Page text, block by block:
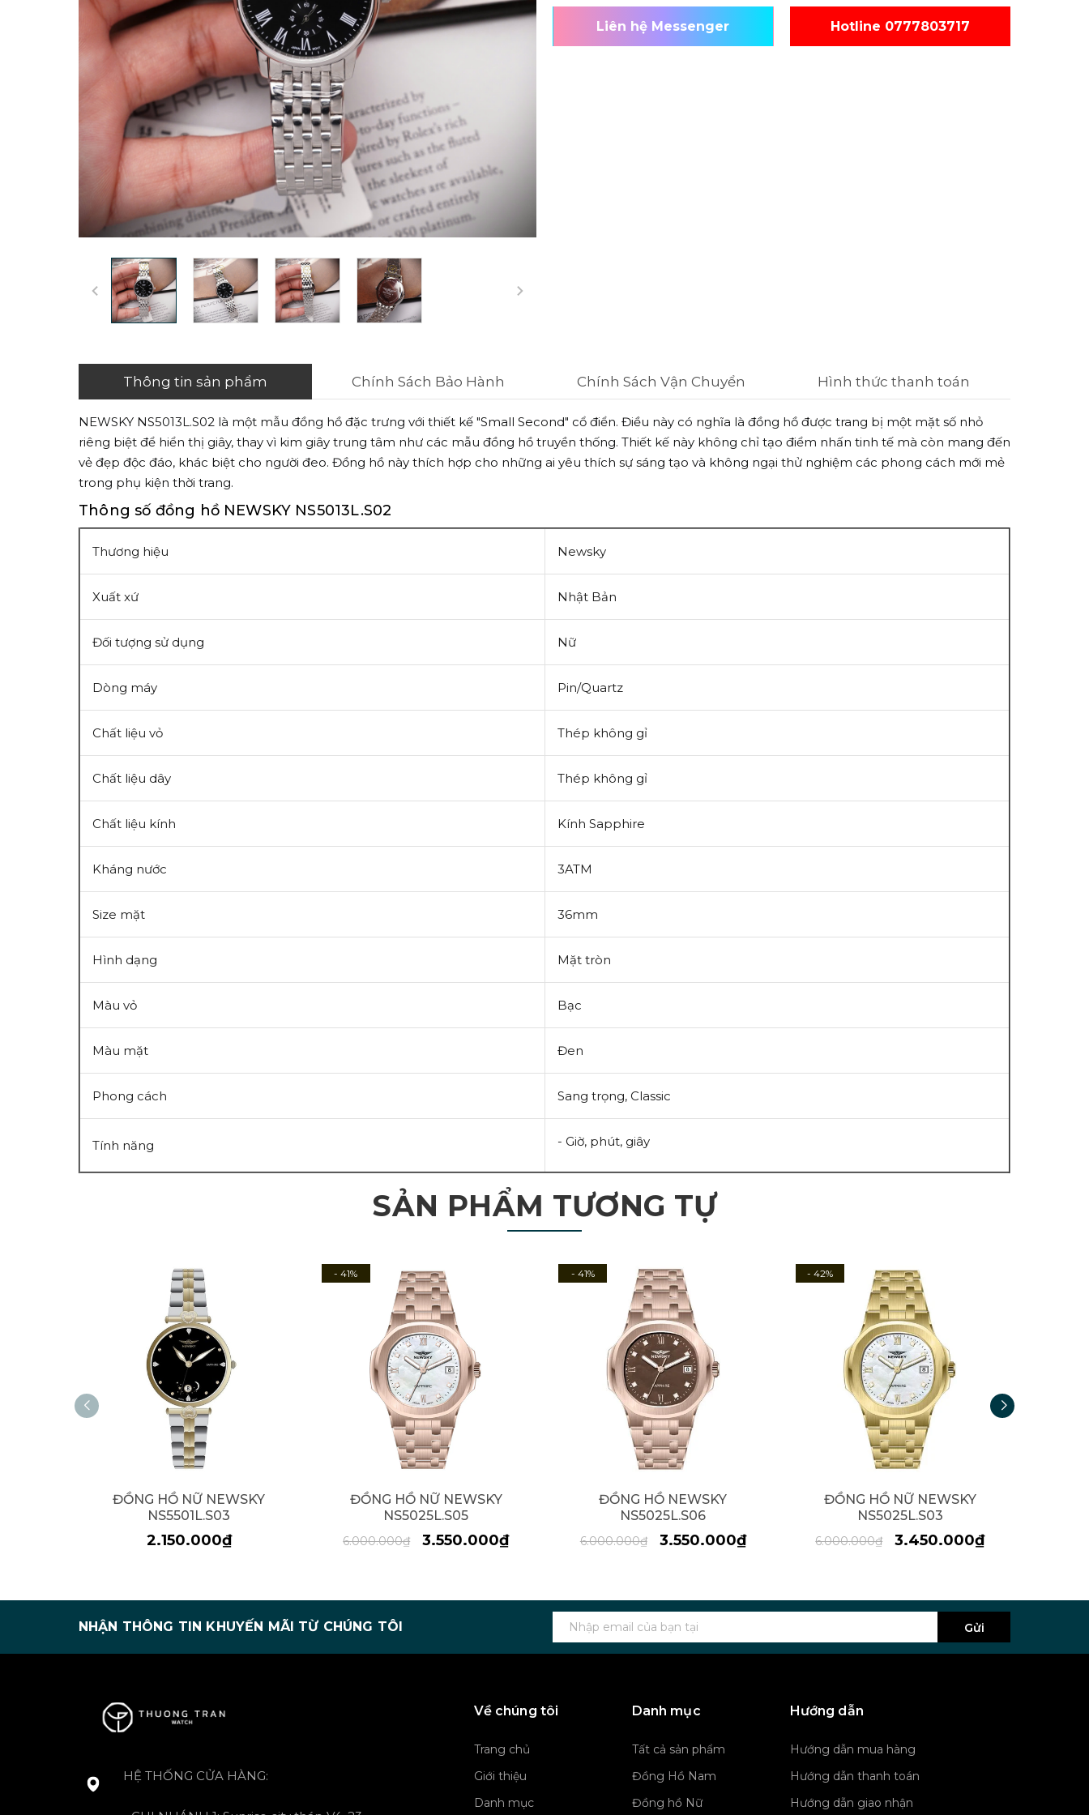
Liên hệ Messenger Hotline 0777803717
Thông tin sản phẩm Chính Sách Bảo Hành Chính Sách Vận Chuyển Hình thức thanh toán
NEWSKY NS5013L.S02 là một mẫu đồng hồ đặc trưng với thiết kế "Small Second" cổ điển. Điều này có nghĩa là đồng hồ được trang bị một mặt số nhỏ
riêng biệt để hiển thị giây, thay vì kim giây trung tâm như các mẫu đồng hồ truyền thống. Thiết kế này không chỉ tạo điểm nhấn tinh tế mà còn mang đến
vẻ đẹp độc đáo, khác biệt cho người đeo. Đồng hồ này thích hợp cho những ai yêu thích sự sáng tạo và không ngại thử nghiệm các phong cách mới mẻ
trong phụ kiện thời trang.
Thông số đồng hồ NEWSKY NS5013L.S02
Thương hiệu Newsky
Xuất xứ Nhật Bản
Đối tượng sử dụng Nữ
Dòng máy Pin/Quartz
Chất liệu vỏ Thép không gỉ
Chất liệu dây Thép không gỉ
Chất liệu kính Kính Sapphire
Kháng nước 3ATM
Size mặt 36mm
Hình dạng Mặt tròn
Màu vỏ Bạc
Màu mặt Đen
Phong cách Sang trọng, Classic
Tính năng - Giờ, phút, giây
SẢN PHẨM TƯƠNG TỰ
ĐỒNG HỒ NỮ NEWSKY
NS5501L.S03
2.150.000₫
- 41%
ĐỒNG HỒ NỮ NEWSKY
NS5025L.S05
6.000.000₫ 3.550.000₫
- 41%
ĐỒNG HỒ NEWSKY
NS5025L.S06
6.000.000₫ 3.550.000₫
- 42%
ĐỒNG HỒ NỮ NEWSKY
NS5025L.S03
6.000.000₫ 3.450.000₫
NHẬN THÔNG TIN KHUYẾN MÃI TỪ CHÚNG TÔI Gửi
HỆ THỐNG CỬA HÀNG:
Về chúng tôi
Trang chủ
Giới thiệu
Danh mục
Danh mục
Tất cả sản phẩm
Đồng Hồ Nam
Đồng hồ Nữ
Hướng dẫn
Hướng dẫn mua hàng
Hướng dẫn thanh toán
Hướng dẫn giao nhận